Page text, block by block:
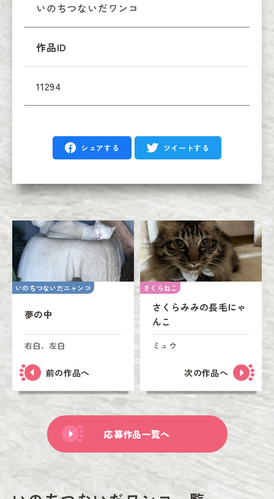
いのちつないだワンコ
作品ID
11294
シェアする ツイートする
いのちつないだニャンコ
夢の中
右白、左白
前の作品へ
さくらねこ
さくらみみの長毛にゃ
んこ
ミュウ
次の作品へ
応募作品一覧へ